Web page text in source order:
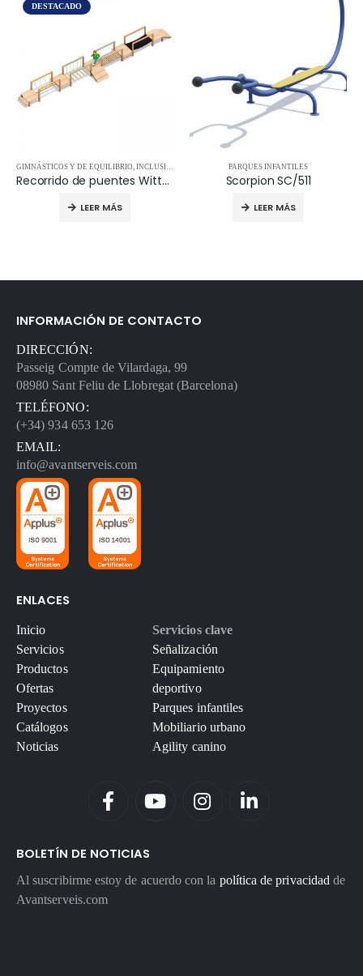
DESTACADO
GIMNÁSTICOS Y DE EQUILIBRIO INCLUSIVOS PARQUES INFANTILES
Recorrido de puentes Wittmund 12.05.300
LEER MÁS
PARQUES INFANTILES
Scorpion SC/511
LEER MÁS
INFORMACIÓN DE CONTACTO
DIRECCIÓN:
Passeig Compte de Vilardaga, 99
08980 Sant Feliu de Llobregat (Barcelona)
TELÉFONO:
(+34) 934 653 126
EMAIL:
info@avantserveis.com
ENLACES
Inicio
Servicios
Productos
Ofertas
Proyectos
Catálogos
Noticias
Servicios clave
Señalización
Equipamiento
deportivo
Parques infantiles
Mobiliario urbano
Agility canino
BOLETÍN DE NOTICIAS
Al suscribirme estoy de acuerdo con la política de privacidadde
Avantserveis.com